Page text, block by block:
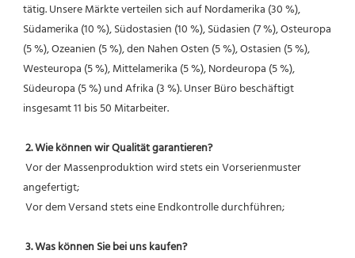
tätig. Unsere Märkte verteilen sich auf Nordamerika (30 %),
Südamerika (10 %), Südostasien (10 %), Südasien (7 %), Osteuropa
(5 %), Ozeanien (5 %), den Nahen Osten (5 %), Ostasien (5 %),
Westeuropa (5 %), Mittelamerika (5 %), Nordeuropa (5 %),
Südeuropa (5 %) und Afrika (3 %). Unser Büro beschäftigt
insgesamt 11 bis 50 Mitarbeiter.
2. Wie können wir Qualität garantieren?
angefertigt;
Vor dem Versand stets eine Endkontrolle durchführen;
3. Was können Sie bei uns kaufen?